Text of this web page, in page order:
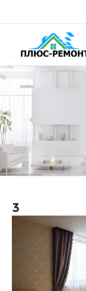
3